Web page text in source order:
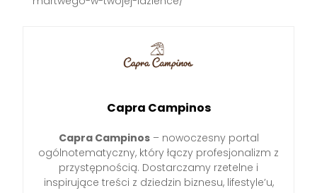
Capra Campinos
Capra Campinos– nowoczesny portal
ogólnotematyczny, który łączy profesjonalizm z
przystępnością. Dostarczamy rzetelne i
inspirujące treści z dziedzin biznesu, lifestyle’u,